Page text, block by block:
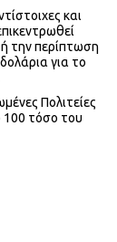
και
την περίπτωση
για το
Πολιτείες
100 τόσο του